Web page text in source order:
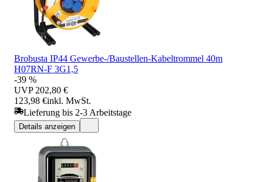
Brobusta IP44 Gewerbe-/Baustellen-Kabeltrommel 40m
H07RN-F 3G1,5
-39 %
UVP 202,80 €
123,98 €inkl. MwSt.
Lieferung bis 2-3 Arbeitstage
Details anzeigen